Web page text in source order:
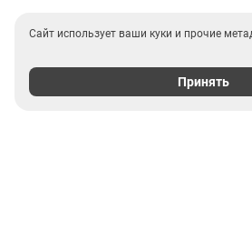
Сайт использует ваши куки и прочие
Принять